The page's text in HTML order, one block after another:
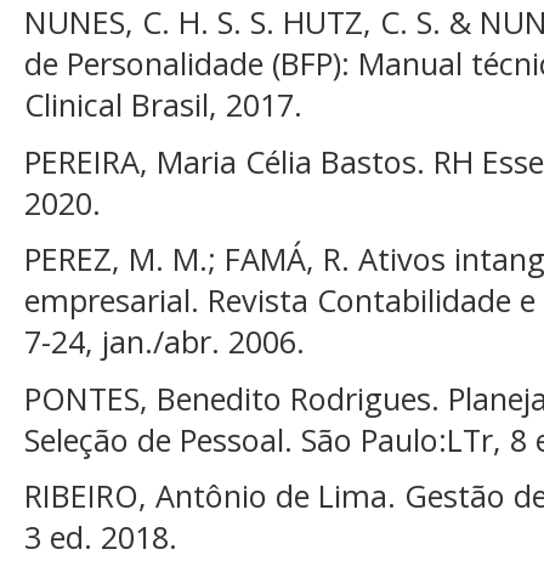
NUNES, C. H. S. S. HUTZ, C. S. &
de Personalidade (BFP): Manual
Clinical Brasil, 2017.
PEREIRA, Maria Célia Bastos. RH
2020.
PEREZ, M. M.; FAMÁ, R. Ativos
empresarial. Revista Contabilidade
7-24, jan./abr. 2006.
PONTES, Benedito Rodrigues.
Seleção de Pessoal. São Paulo:LTr, 8
RIBEIRO, Antônio de Lima. Gestão
3 ed. 2018.